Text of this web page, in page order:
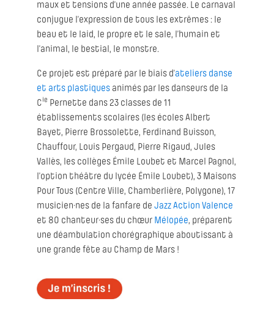
maux et tensions d’une année passée. Le carnaval
conjugue l’expression de tous les extrêmes : le
beau et le laid, le propre et le sale, l’humain et
l’animal, le bestial, le monstre.
Ce projet est préparé par le biais d’ateliers danse
et arts plastiques animés par les danseurs de la
Cie Pernette dans 23 classes de 11
établissements scolaires (les écoles Albert
Bayet, Pierre Brossolette, Ferdinand Buisson,
Chauffour, Louis Pergaud, Pierre Rigaud, Jules
Vallès, les collèges Émile Loubet et Marcel Pagnol,
l’option théâtre du lycée Émile Loubet), 3 Maisons
Pour Tous (Centre Ville, Chamberlière, Polygone), 17
musicien·nes de la fanfare de Jazz Action Valence
et 80 chanteur·ses du chœur Mélopée, préparent
une déambulation chorégraphique aboutissant à
une grande fête au Champ de Mars !